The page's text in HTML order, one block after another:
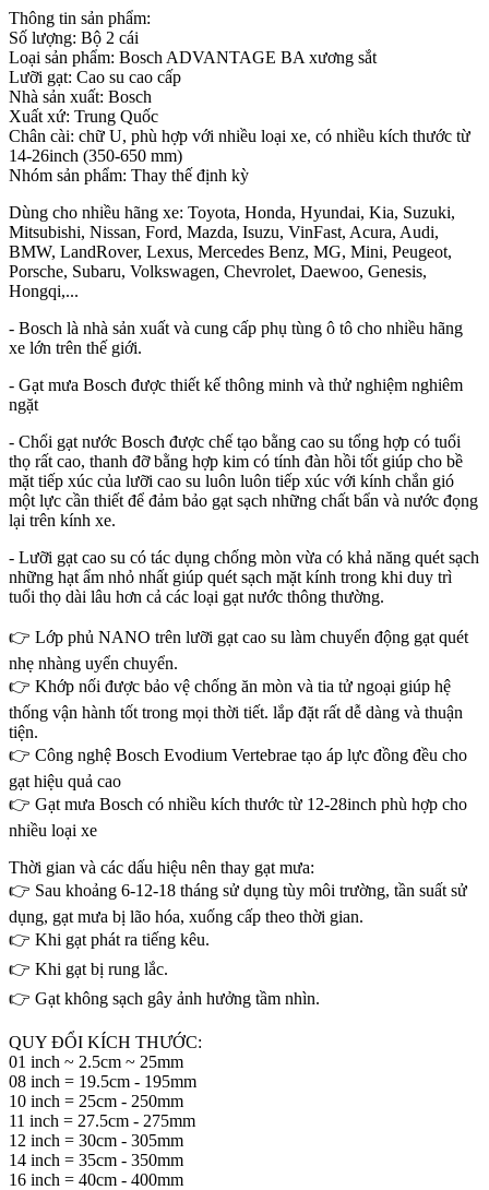
Thông tin sản phẩm:
Số lượng: Bộ 2 cái
Loại sản phẩm: Bosch ADVANTAGE BA xương sắt
Lưỡi gạt: Cao su cao cấp
Nhà sản xuất: Bosch
Xuất xứ: Trung Quốc
Chân cài: chữ U, phù hợp với nhiều loại xe, có nhiều kích thước từ
14-26inch (350-650 mm)
Nhóm sản phẩm: Thay thế định kỳ
Dùng cho nhiều hãng xe: Toyota, Honda, Hyundai, Kia, Suzuki,
Mitsubishi, Nissan, Ford, Mazda, Isuzu, VinFast, Acura, Audi,
BMW, LandRover, Lexus, Mercedes Benz, MG, Mini, Peugeot,
Porsche, Subaru, Volkswagen, Chevrolet, Daewoo, Genesis,
Hongqi,...
- Bosch là nhà sản xuất và cung cấp phụ tùng ô tô cho nhiều hãng
xe lớn trên thế giới.
- Gạt mưa Bosch được thiết kế thông minh và thử nghiệm nghiêm
ngặt
- Chổi gạt nước Bosch được chế tạo bằng cao su tổng hợp có tuổi
thọ rất cao, thanh đỡ bằng hợp kim có tính đàn hồi tốt giúp cho bề
mặt tiếp xúc của lưỡi cao su luôn luôn tiếp xúc với kính chắn gió
một lực cần thiết để đảm bảo gạt sạch những chất bẩn và nước đọng
lại trên kính xe.
- Lưỡi gạt cao su có tác dụng chống mòn vừa có khả năng quét sạch
những hạt ẩm nhỏ nhất giúp quét sạch mặt kính trong khi duy trì
tuổi thọ dài lâu hơn cả các loại gạt nước thông thường.
👉 Lớp phủ NANO trên lưỡi gạt cao su làm chuyển động gạt quét
nhẹ nhàng uyển chuyển.
👉 Khớp nối được bảo vệ chống ăn mòn và tia tử ngoại giúp hệ
thống vận hành tốt trong mọi thời tiết. lắp đặt rất dễ dàng và thuận
tiện.
👉 Công nghệ Bosch Evodium Vertebrae tạo áp lực đồng đều cho
gạt hiệu quả cao
👉 Gạt mưa Bosch có nhiều kích thước từ 12-28inch phù hợp cho
nhiều loại xe
Thời gian và các dấu hiệu nên thay gạt mưa:
👉 Sau khoảng 6-12-18 tháng sử dụng tùy môi trường, tần suất sử
dụng, gạt mưa bị lão hóa, xuống cấp theo thời gian.
👉 Khi gạt phát ra tiếng kêu.
👉 Khi gạt bị rung lắc.
👉 Gạt không sạch gây ảnh hưởng tầm nhìn.
QUY ĐỔI KÍCH THƯỚC:
01 inch ~ 2.5cm ~ 25mm
08 inch = 19.5cm - 195mm
10 inch = 25cm - 250mm
11 inch = 27.5cm - 275mm
12 inch = 30cm - 305mm
14 inch = 35cm - 350mm
16 inch = 40cm - 400mm